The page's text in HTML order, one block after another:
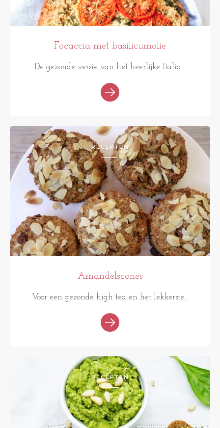
Focaccia met basilicumolie
De gezonde versie van het heerlijke Italia...
RECEPTEN
Amandelscones
Voor een gezonde high tea en het lekkerste...
RECEPTEN